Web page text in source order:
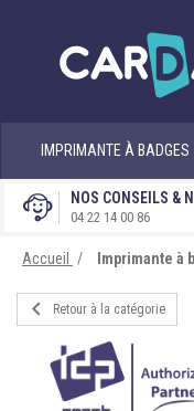
IMPRIMANTE À BADGES
NOS CONSEILS &
04 22 14 00 86
Accueil Imprimante à

Retour à la catégorie